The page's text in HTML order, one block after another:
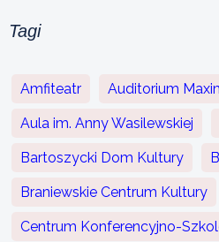
Tagi
Amfiteatr Auditorium
Aula im. Anny Wasilewskiej
Bartoszycki Dom Kultury
Braniewskie Centrum Kultury
Centrum Konferencyjno-